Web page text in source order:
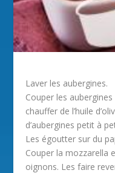
Laver les aubergines.
Couper les
chauffer de l’huile
d’aubergines petit à
Les égoutter sur du
Couper la mozzarella
oignons. Les faire